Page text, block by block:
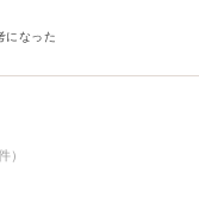
になった
）